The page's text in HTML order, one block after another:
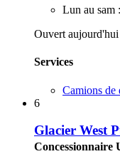
Lun au sam
Ouvert
Services
Camions de
6
Glacier West
Concessionnaire